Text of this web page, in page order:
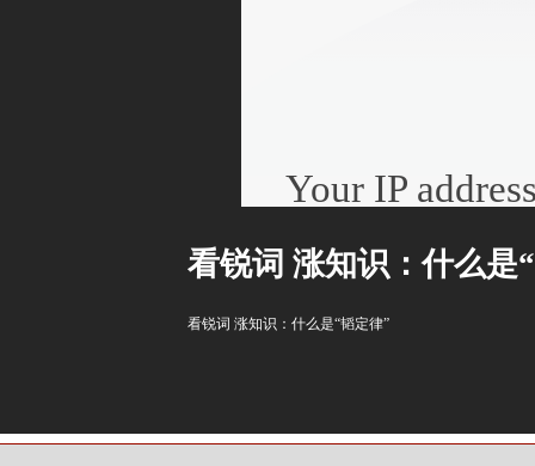
看锐词 涨知识：什么是
看锐词 涨知识：什么是“韬定律”